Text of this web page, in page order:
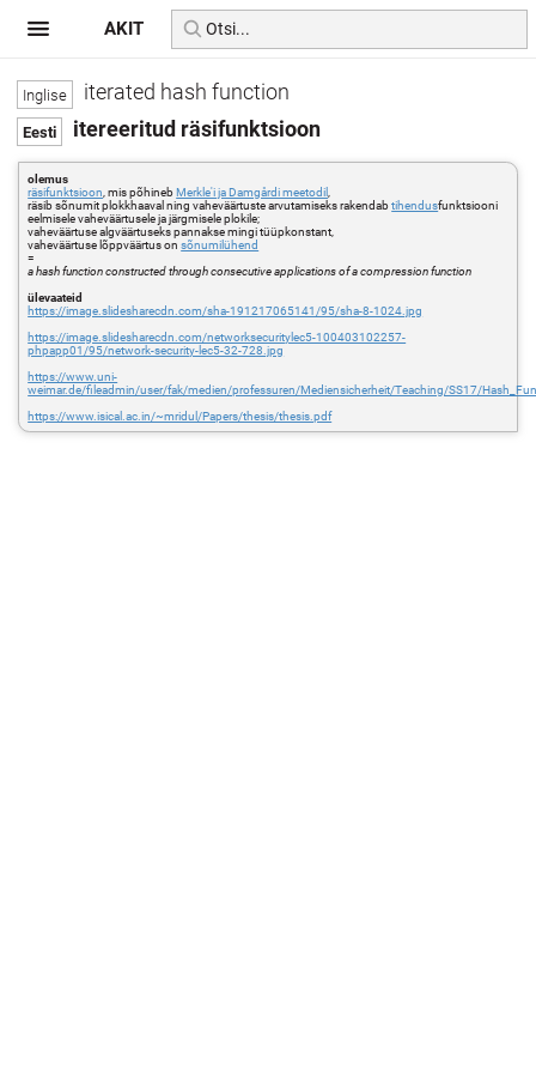
iterated hash function
itereeritud räsifunktsioon
olemus
räsifunktsioon , mis põhinebMerkle'i ja Damgårdi meetodil
räsib sõnumit plokkhaaval ning vaheväärtuste arvutamiseks rakendabtihendusfunktsiooni
eelmisele vaheväärtusele ja järgmisele plokile;
vaheväärtuse algväärtuseks pannakse mingi tüüpkonstant,
vaheväärtuse lõppväärtus onsõnumilühend
=
a hash function constructed through consecutive applications of a compression function
ülevaateid
https://image.slidesharecdn.com/sha-191217065141/95/sha-8-1024.jpg
https://image.slidesharecdn.com/networksecuritylec5-100403102257-
phpapp01/95/network-security-lec5-32-728.jpg
https://www.uni-
weimar.de/fileadmin/user/fak/medien/professuren/Mediensicherheit/Teaching/SS17/
https://www.isical.ac.in/~mridul/Papers/thesis/thesis.pdf
AKIT